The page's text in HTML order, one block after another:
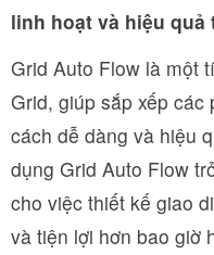
linh hoạt và hiệu
Grid Auto Flow là một
Grid, giúp sắp xếp
cách dễ dàng và hiệu
dụng Grid Auto Flow
cho việc thiết kế giao
và tiện lợi hơn bao giờ